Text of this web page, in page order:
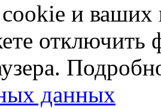
cookie и
отключить
данных